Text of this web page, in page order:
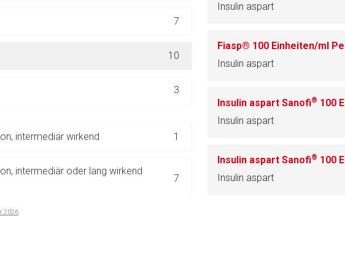
7
10
3
intermediär wirkend 1
intermediär oder lang wirkend
7
2026
Insulin aspart
Insulin aspart
Insulin aspart Sanofi® 100
Insulin aspart
Insulin aspart Sanofi® 100
Insulin aspart
verantwortlich. Ebenso gelten dort ggf. andere Datenschutzbestimmungen.
Zurück zur